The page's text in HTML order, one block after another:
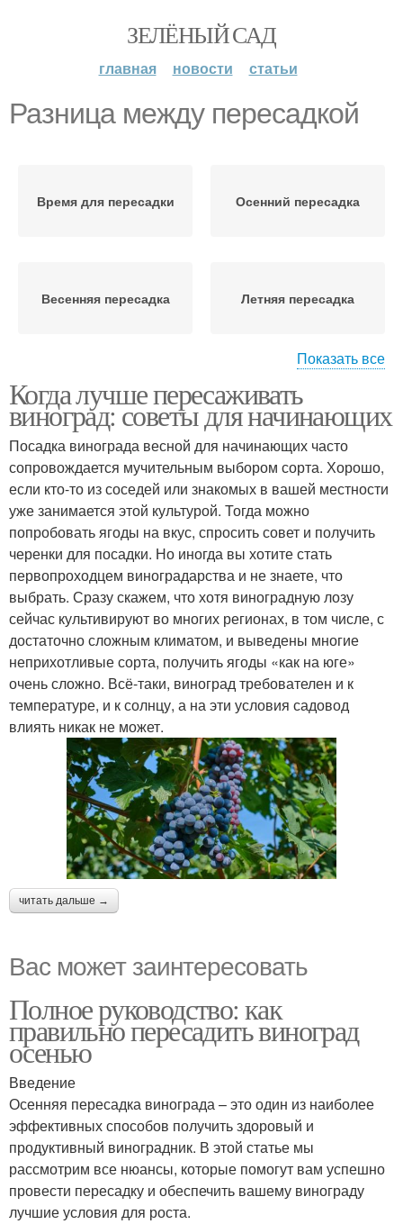
ЗЕЛЁНЫЙ САД
главная новости статьи
Разница между пересадкой
Время для пересадки Осенний пересадка
Весенняя пересадка Летняя пересадка
Место для пересадки
Показать все
Когда лучше пересаживать
виноград: советы для начинающих
Посадка винограда весной для начинающих часто
сопровождается мучительным выбором сорта. Хорошо,
если кто-то из соседей или знакомых в вашей местности
уже занимается этой культурой. Тогда можно
попробовать ягоды на вкус, спросить совет и получить
черенки для посадки. Но иногда вы хотите стать
первопроходцем виноградарства и не знаете, что
выбрать. Сразу скажем, что хотя виноградную лозу
сейчас культивируют во многих регионах, в том числе, с
достаточно сложным климатом, и выведены многие
неприхотливые сорта, получить ягоды «как на юге»
очень сложно. Всё-таки, виноград требователен и к
температуре, и к солнцу, а на эти условия садовод
влиять никак не может.
читать дальше →
Вас может заинтересовать
Полное руководство: как
правильно пересадить виноград
осенью
Введение
Осенняя пересадка винограда – это один из наиболее
эффективных способов получить здоровый и
продуктивный виноградник. В этой статье мы
рассмотрим все нюансы, которые помогут вам успешно
провести пересадку и обеспечить вашему винограду
лучшие условия для роста.